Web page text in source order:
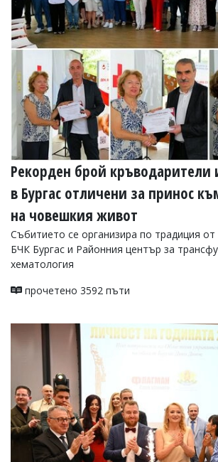
УКРАЙНА
СПОРТ
РАЗСЛЕДВАНЕ
БИЗНЕС
ЮГ
Управители:
Веселин
Василев,
email:
v.vasilev@flagman.bg
Катя
Касабова,
еmail:k.kassabova@flagman.bg
Главен
редактор:
Иван
email:
Коментарите
статиите
въвеждат
от
читателите
и
редакцията
Рекорден брой кръводарители
в Бургас отличени за принос
на човешкия живот
Събитието се организира по традиция
БЧК Бургас и Районния център за
хематология
прочетено 3592 пъти